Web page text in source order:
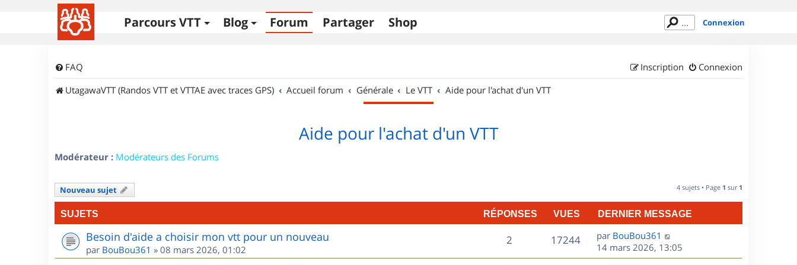
Parcours VTT Blog Forum Partager Shop Connexion
FAQ Connexion
Inscription
UtagawaVTT (Randos VTT et VTTAE avec traces GPS)
Accueil forum Générale Le VTT Aide pour l'achat d'un VTT
Aide pour l'achat d'un VTT
Modérateur : Modérateurs des Forums
Nouveau sujet 4 sujets • Page 1 sur 1
SUJETS RÉPONSES VUES DERNIER MESSAGE
Besoin d'aide a choisir mon vtt pour un nouveau
par BouBou361 » 08 mars 2026, 01:02
2R
é
17244V
u
D
e
r
par BouBou361
14 mars 2026, 13:05